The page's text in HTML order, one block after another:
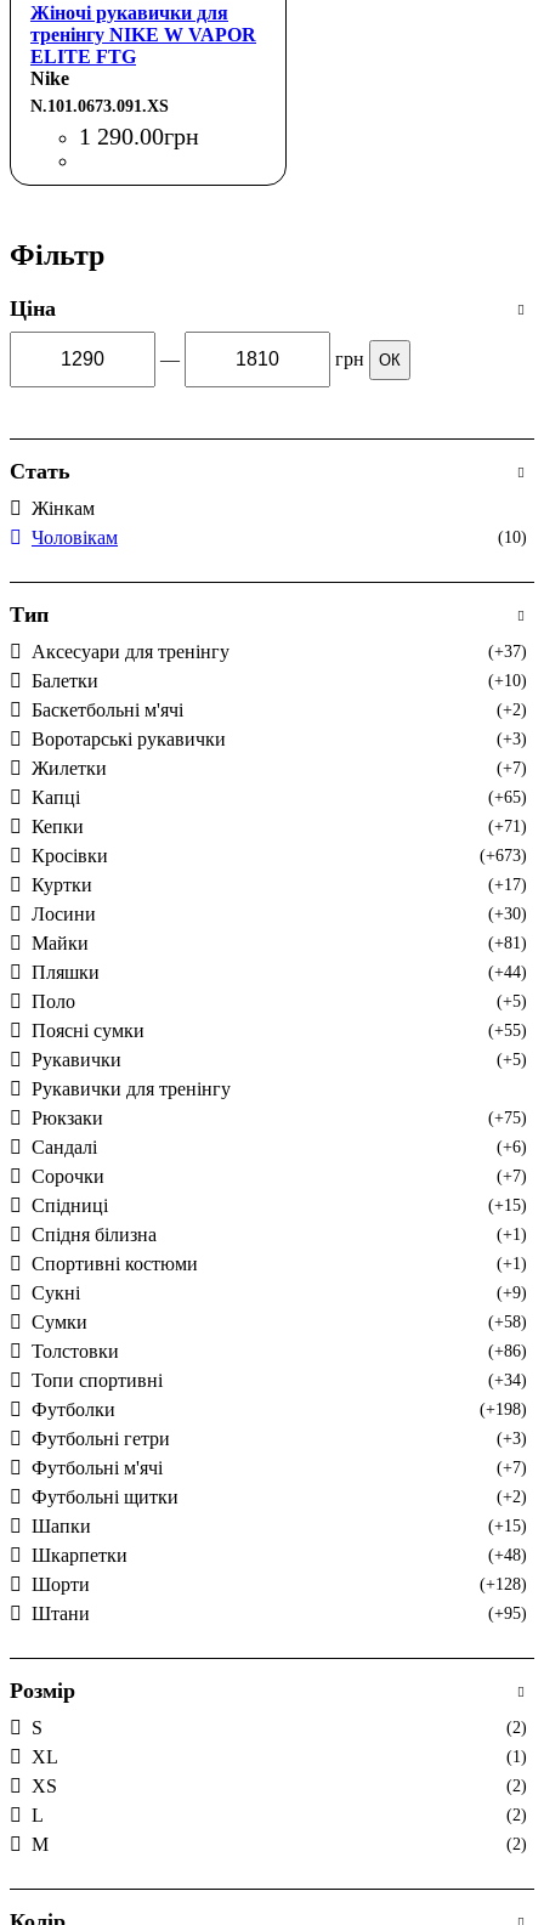
Жіночі рукавички для
тренінгу NIKE W VAPOR
ELITE FTG
BLACK/BLACK/WHITE
XS
Nike
N.101.0673.091.XS
1 290.00грн
Фільтр
Ціна
— грн ОК
Стать
Жінкам
Чоловікам
(10)
Тип
Аксесуари для тренінгу (+37)
Балетки (+10)
Баскетбольні м'ячі (+2)
Воротарські рукавички (+3)
Жилетки (+7)
Капці (+65)
Кепки (+71)
Кросівки (+673)
Куртки (+17)
Лосини (+30)
Майки (+81)
Пляшки (+44)
Поло (+5)
Поясні сумки (+55)
Рукавички (+5)
Рукавички для тренінгу
Рюкзаки
(+75)
Сандалі (+6)
Сорочки (+7)
Спідниці (+15)
Спідня білизна (+1)
Спортивні костюми (+1)
Сукні (+9)
Сумки (+58)
Толстовки (+86)
Топи спортивні (+34)
Футболки (+198)
Футбольні гетри (+3)
Футбольні м'ячі (+7)
Футбольні щитки (+2)
Шапки (+15)
Шкарпетки (+48)
Шорти (+128)
Штани (+95)
Розмір
S (2)
XL (1)
XS (2)
L (2)
M (2)